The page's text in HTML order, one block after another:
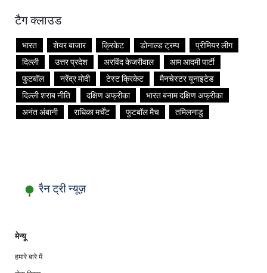
टैग क्लाउड
भारत शेयर बाजार क्रिकेट डोनाल्ड ट्रम्प
प्रीमियर लीग
दिल्ली
उत्तर प्रदेश अरविंद केजरीवाल
आम आदमी पार्टी
फुटबॉल
नरेंद्र मोदी टेस्ट क्रिकेट
मैनचेस्टर यूनाइटेड
दिल्ली शराब नीति
दक्षिण अफ्रीका
भारत बनाम दक्षिण अफ्रीका
अनंत अंबानी
राधिका मर्चेंट फुटबॉल मैच तमिलनाडु
मेन्यू
हमारे बारे में